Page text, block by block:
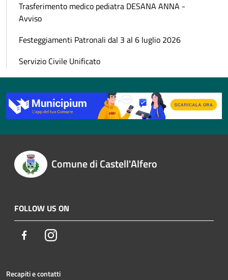
Trasferimento medico pediatra DESANA ANNA -
Avviso
Festeggiamenti Patronali dal 3 al 6 luglio 2026
Servizio Civile Unificato
Comune di Castell'Alfero
FOLLOW US ON
FacebookInstagram
Recapiti e contatti